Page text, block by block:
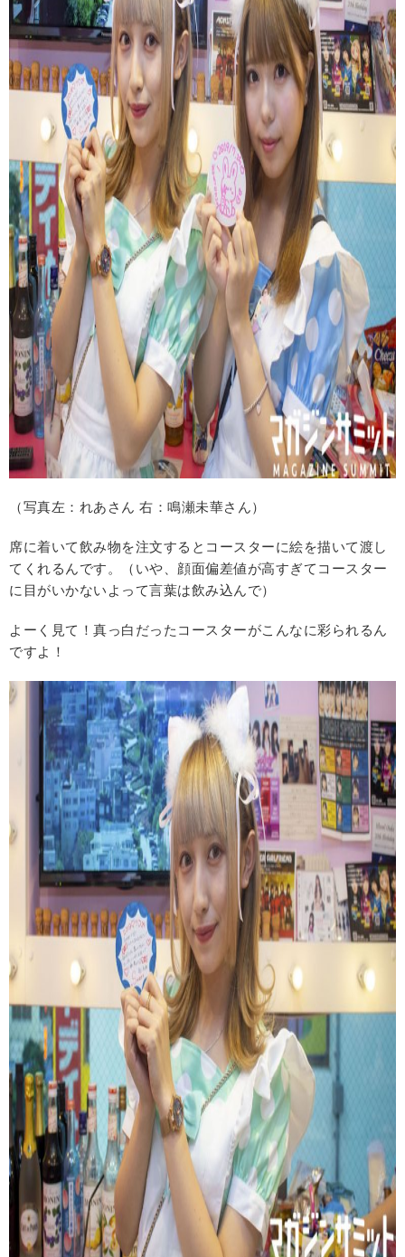
（写真左：れあさん 右：鳴瀬未華さん）
席に着いて飲み物を注文するとコースターに絵を描いて渡し
てくれるんです。（いや、顔面偏差値が高すぎてコースター
に目がいかないよって言葉は飲み込んで）
よーく見て！真っ白だったコースターがこんなに彩られるん
ですよ！